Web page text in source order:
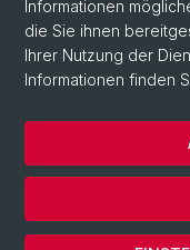
Social Media
Instagram
Informationen
die Sie ihnen
Ihrer Nutzung der
Informationen finden